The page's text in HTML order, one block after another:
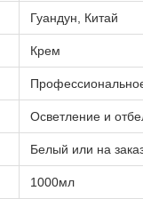
Гуандун, Китай
Крем
Осветление и
Белый или на
1000мл